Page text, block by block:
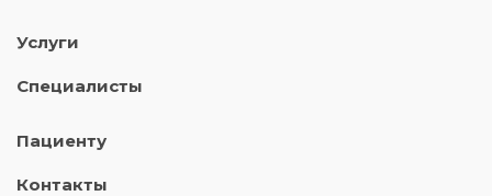
Услуги
Специалисты
Пациенту
Контакты